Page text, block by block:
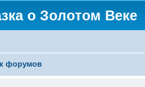
о Золотом Веке
форумов